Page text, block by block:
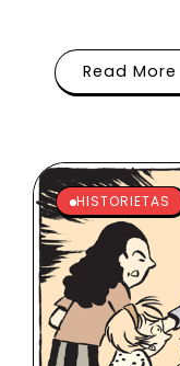
Read More
HISTORIETAS